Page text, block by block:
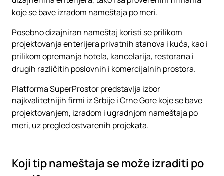
koje se bave izradom nameštaja po meri.
Posebno dizajniran nameštaj koristi se prilikom
projektovanja enterijera privatnih stanova i kuća, kao i
prilikom opremanja hotela, kancelarija, restorana i
drugih različitih poslovnih i komercijalnih prostora.
Platforma SuperProstor predstavlja izbor
najkvalitetnijih firmi iz Srbije i Crne Gore koje se bave
projektovanjem, izradom i ugradnjom nameštaja po
meri, uz pregled ostvarenih projekata.
Koji tip nameštaja se može izraditi po